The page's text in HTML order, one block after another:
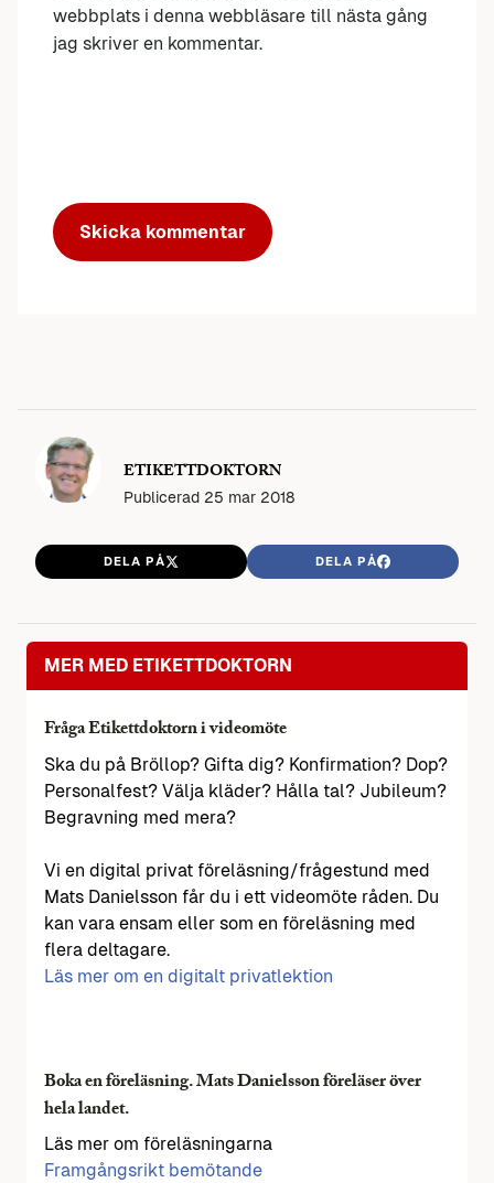
webbplats i denna webbläsare till nästa gång
jag skriver en kommentar.
ETIKETTDOKTORN
Publicerad 25 mar 2018
DELA PÅ DELA PÅ
MER MED ETIKETTDOKTORN
Fråga Etikettdoktorn i videomöte
Ska du på Bröllop? Gifta dig? Konfirmation? Dop?
Personalfest? Välja kläder? Hålla tal? Jubileum?
Begravning med mera?
Vi en digital privat föreläsning/frågestund med
Mats Danielsson får du i ett videomöte råden. Du
kan vara ensam eller som en föreläsning med
flera deltagare.
Läs mer om en digitalt privatlektion
Boka en föreläsning. Mats Danielsson föreläser över
hela landet.
Läs mer om föreläsningarna
Framgångsrikt bemötande